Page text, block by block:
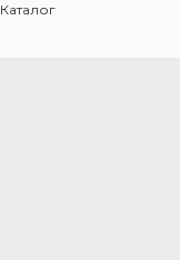
Каталог